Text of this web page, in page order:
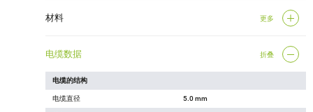
材料 更多
电缆数据 折叠
电缆的结构
电缆直径 5.0 mm